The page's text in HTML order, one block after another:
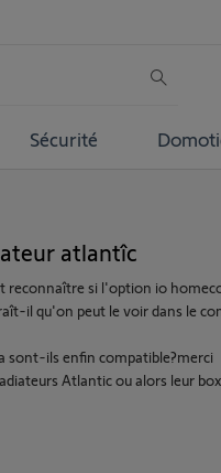
Sécurité
atlantîc
reconnaître si l'option io
il qu'on peut le voir dans le
sont-ils enfin compatible?merci
Atlantic ou alors leur